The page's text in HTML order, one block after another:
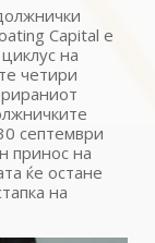
Capital е
на
четири
септември
принос на
ќе остане
на